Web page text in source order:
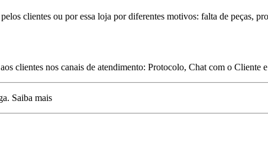
clientes ou por essa loja por diferentes motivos: falta de peças,
clientes nos canais de atendimento: Protocolo, Chat com o Cliente
Saiba mais